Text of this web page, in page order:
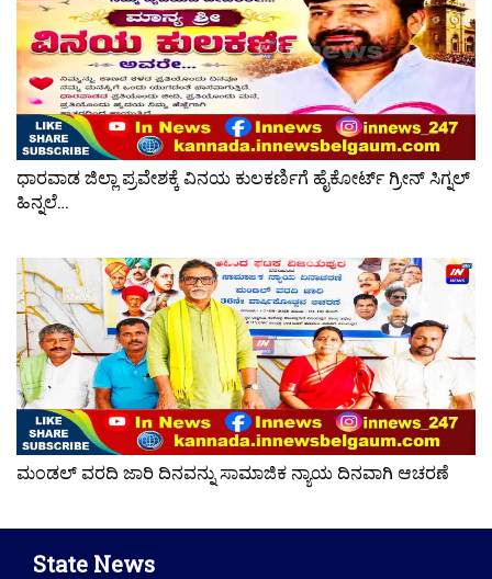
ಧಾರವಾಡ ಜಿಲ್ಲಾ ಪ್ರವೇಶಕ್ಕೆ ವಿನಯ ಕುಲಕರ್ಣಿಗೆ ಹೈಕೋರ್ಟ್ ಗ್ರೀನ್ ಸಿಗ್ನಲ್
ಹಿನ್ನಲೆ…
ಮಂಡಲ್ ವರದಿ ಜಾರಿ ದಿನವನ್ನು ಸಾಮಾಜಿಕ ನ್ಯಾಯ ದಿನವಾಗಿ ಆಚರಣೆ
State News